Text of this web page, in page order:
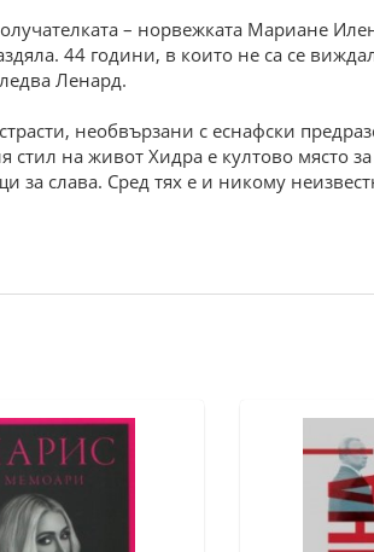
– норвежката Мариане
44 години, в които не са се
Ленард.
необвързани с еснафски
на живот Хидра е култово място
за слава. Сред тях е и никому